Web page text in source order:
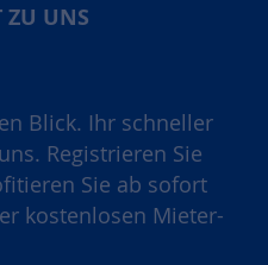
ZU UNS
Blick. Ihr schneller
Registrieren Sie
Sie ab sofort
kostenlosen Mieter-